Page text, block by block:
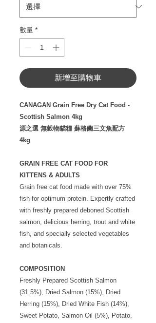
數量 *
新增至購物車
CANAGAN Grain Free Dry Cat Food -
Scottish Salmon 4kg
源之選 無穀物貓糧 蘇格蘭三文魚配方
4kg
GRAIN FREE CAT FOOD FOR
KITTENS & ADULTS
Grain free cat food made with over 75%
fish for optimum protein. Expertly crafted
with freshly prepared deboned Scottish
salmon, delicious herring, trout and white
fish, and specially selected vegetables
and botanicals.
COMPOSITION
Freshly Prepared Scottish Salmon
(31.5%), Dried Salmon (15%), Dried
Herring (15%), Dried White Fish (14%),
Sweet Potato, Salmon Oil (5%), Potato,